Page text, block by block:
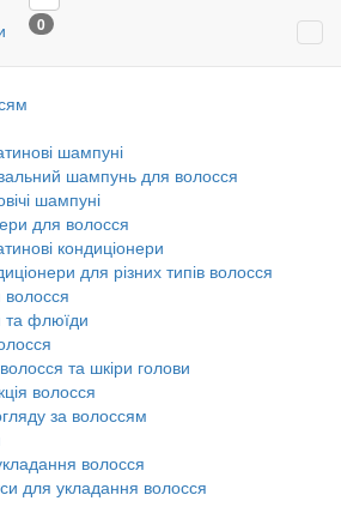
0
шампуні
шампунь для волосся
шампуні
для волосся
кондиціонери
для різних типів волосся
та флюїди
та шкіри голови
волосся
за волоссям
волосся
для укладання волосся